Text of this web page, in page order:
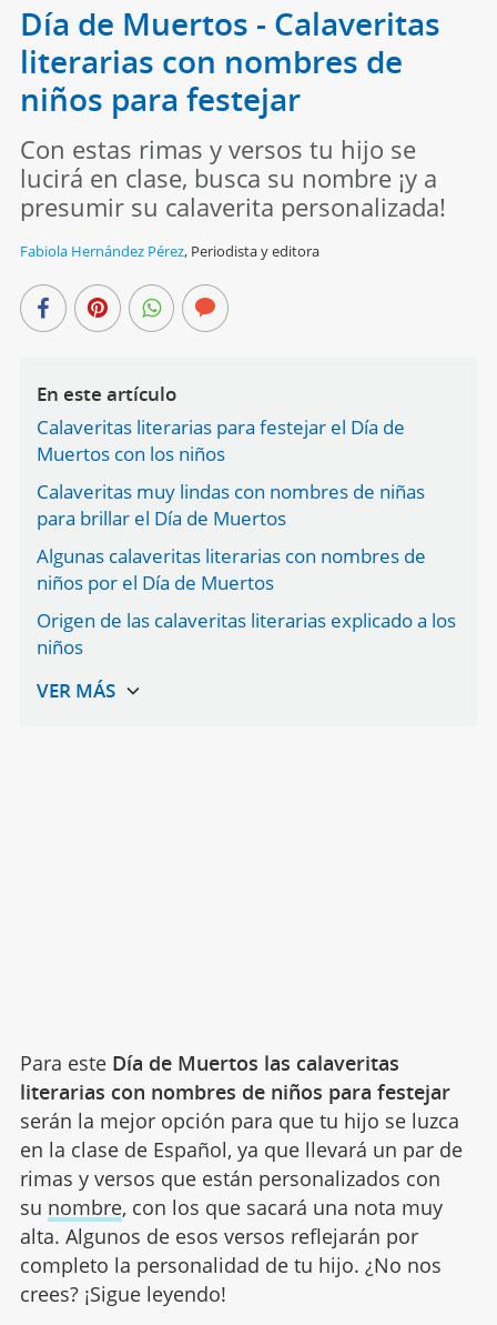
Día de Muertos - Calaveritas
literarias con nombres de
niños para festejar
Con estas rimas y versos tu hijo se
lucirá en clase, busca su nombre ¡y a
presumir su calaverita personalizada!
Fabiola Hernández Pérez, Periodista y editora
En este artículo
Calaveritas literarias para festejar el Día de
Muertos con los niños
Calaveritas muy lindas con nombres de niñas
para brillar el Día de Muertos
Algunas calaveritas literarias con nombres de
niños por el Día de Muertos
Origen de las calaveritas literarias explicado a los
niños
Para este Día de Muertos las calaveritas
literarias con nombres de niños para festejar
serán la mejor opción para que tu hijo se luzca
en la clase de Español, ya que llevará un par de
rimas y versos que están personalizados con
su nombre, con los que sacará una nota muy
alta. Algunos de esos versos reflejarán por
completo la personalidad de tu hijo. ¿No nos
crees? ¡Sigue leyendo!